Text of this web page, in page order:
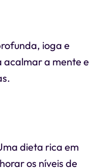
ioga e
acalmar a mente e
dieta rica em
os níveis de